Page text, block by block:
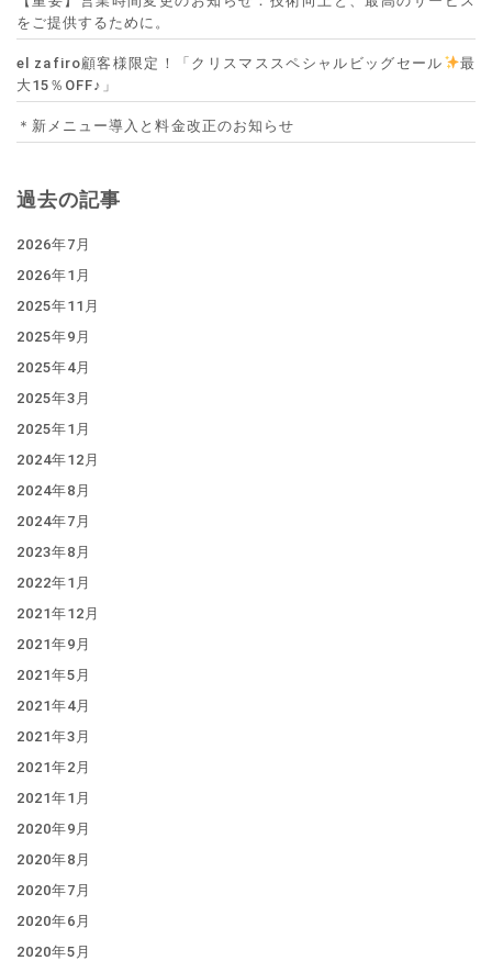
をご提供するために。
el zafiro顧客様限定！「クリスマススペシャルビッグセール
最
大15％OFF♪」
＊新メニュー導入と料金改正のお知らせ
過去の記事
2026年7月
2026年1月
2025年11月
2025年9月
2025年4月
2025年3月
2025年1月
2024年12月
2024年8月
2024年7月
2023年8月
2022年1月
2021年12月
2021年9月
2021年5月
2021年4月
2021年3月
2021年2月
2021年1月
2020年9月
2020年8月
2020年7月
2020年6月
2020年5月